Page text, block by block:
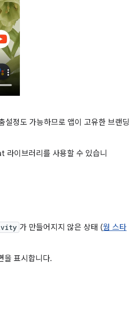
설정도 가능하므로 앱이 고유한 브랜딩
라이브러리를 사용할 수 있습니
가 만들어지지 않은 상태 (웜 스타
을 표시합니다.